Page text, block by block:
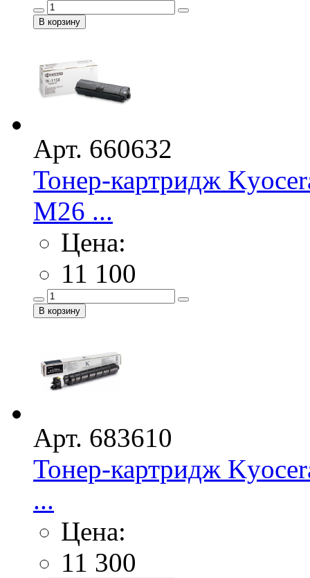
Арт. 660632
Тонер-картридж
M26 ...
Цена:
11 100
Арт. 683610
Тонер-картридж
...
Цена:
11 300